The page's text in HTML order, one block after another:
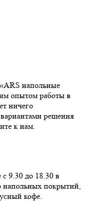
напольные
опытом работы в
ничего
решения
к нам.
9.30 до 18.30 в
покрытий,
кофе.